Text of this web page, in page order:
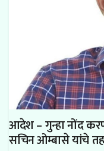
आदेश – गुन्हा नोंद
सचिन ओम्बासे यांचे